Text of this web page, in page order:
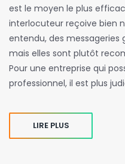
est le moyen le plus
interlocuteur reçoive bien
entendu, des messageries
mais elles sont plutôt
Pour une entreprise qui
professionnel, il est plus
LIRE PLUS